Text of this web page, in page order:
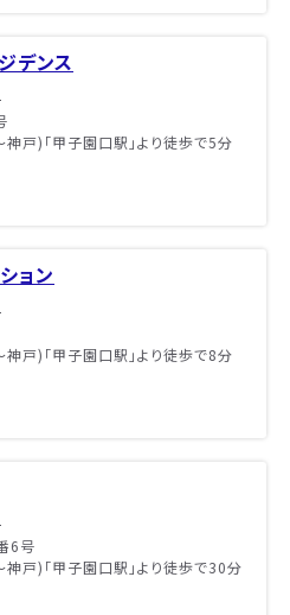
デンス
戸)「甲子園口駅」より徒歩で5分
ョン
戸)「甲子園口駅」より徒歩で8分
6号
戸)「甲子園口駅」より徒歩で30分